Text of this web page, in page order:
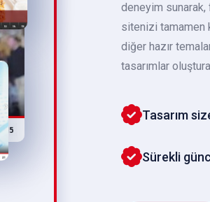
deneyim sunarak,
sitenizi tamamen
diğer hazır
tasarımlar
Tasarım
Sürekli